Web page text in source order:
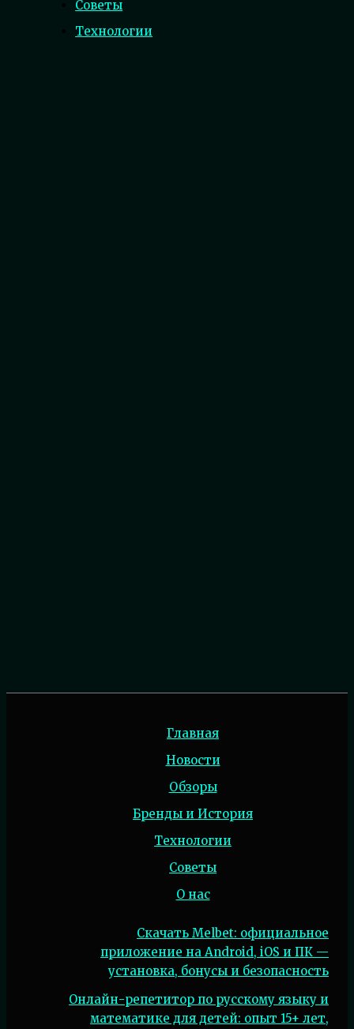
Советы
Технологии
Главная
Новости
Обзоры
Бренды и История
Технологии
Советы
О нас
Скачать Melbet: официальное
приложение на Android, iOS и ПК —
установка, бонусы и безопасность
Онлайн-репетитор по русскому языку и
математике для детей: опыт 15+ лет,